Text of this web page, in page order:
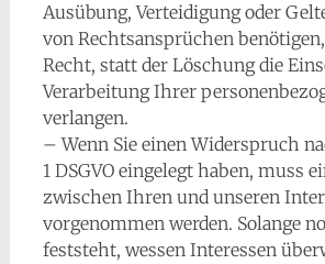
Ausübung, Verteidigung oder
von Rechtsansprüchen
Recht, statt der Löschung die
Verarbeitung Ihrer
verlangen.
– Wenn Sie einen Widerspruch
1 DSGVO eingelegt haben, muss
zwischen Ihren und unseren
vorgenommen werden. Solange
feststeht, wessen Interessen